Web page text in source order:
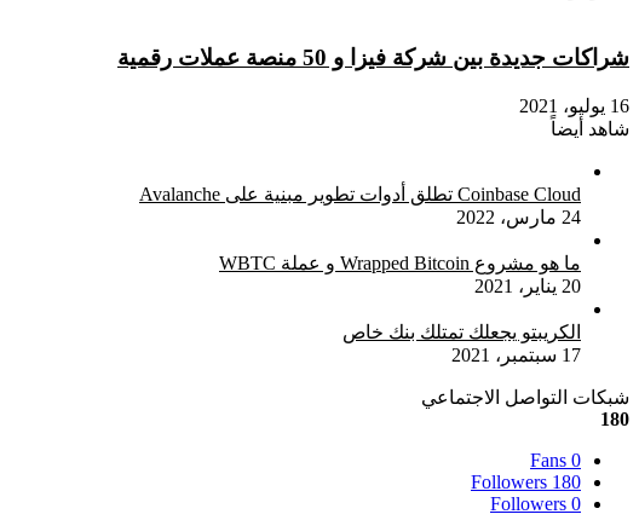
شراكات جديدة بين شركة فيزا و 50 منصة عملات رقمية
16 يوليو، 2021
شاهد أيضاً
Coinbase Cloud تطلق أدوات تطوير مبنية على Avalanche
24 مارس، 2022
ما هو مشروع Wrapped Bitcoin و عملة WBTC
20 يناير، 2021
الكريبتو يجعلك تمتلك بنك خاص
17 سبتمبر، 2021
شبكات التواصل الاجتماعي
180
0
Fans
180
Followers
0
Followers